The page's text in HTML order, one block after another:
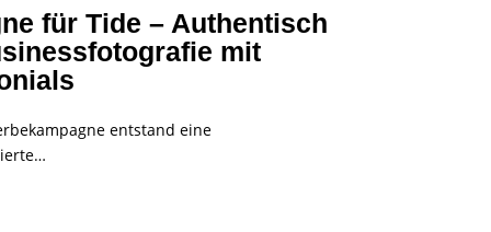
für Tide – Authentisch
mit
entstand eine